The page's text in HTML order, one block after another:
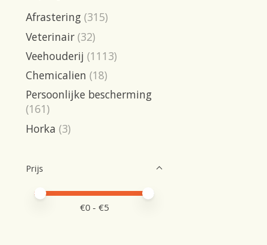
Afrastering (315)
Veterinair (32)
Veehouderij (1113)
Chemicalien (18)
Persoonlijke bescherming
(161)
Horka (3)
Prijs
Minimale prijswaarde
Price maximum value
€0 - €5